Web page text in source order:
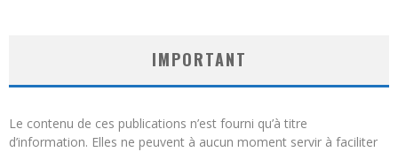
IMPORTANT
Le contenu de ces publications n’est fourni qu’à titre
d’information. Elles ne peuvent à aucun moment servir à faciliter